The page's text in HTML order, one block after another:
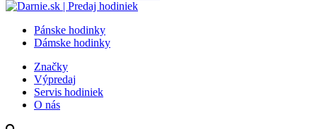
Pánske hodinky
Dámske hodinky
Značky
Výpredaj
Servis hodiniek
O nás